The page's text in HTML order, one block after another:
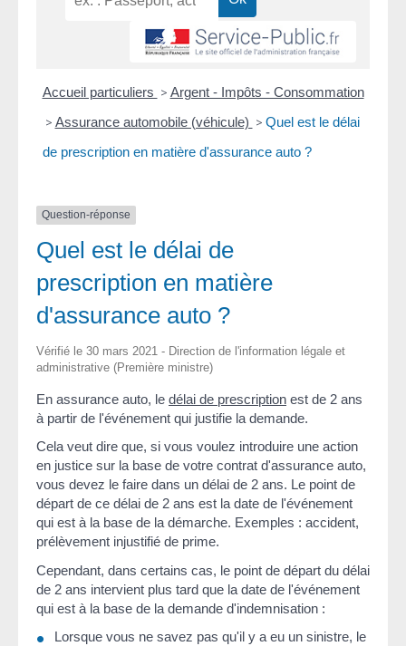
Accueil particuliers > Argent - Impôts - Consommation
> Assurance automobile (véhicule) > Quel est le délai
de prescription en matière d'assurance auto ?
Question-réponse
Quel est le délai de
prescription en matière
d'assurance auto ?
Vérifié le 30 mars 2021 - Direction de l'information légale et
administrative (Première ministre)
En assurance auto, le délai de prescription est de 2 ans
à partir de l'événement qui justifie la demande.
Cela veut dire que, si vous voulez introduire une action
en justice sur la base de votre contrat d'assurance auto,
vous devez le faire dans un délai de 2 ans. Le point de
départ de ce délai de 2 ans est la date de l'événement
qui est à la base de la démarche. Exemples : accident,
prélèvement injustifié de prime.
Cependant, dans certains cas, le point de départ du délai
de 2 ans intervient plus tard que la date de l'événement
qui est à la base de la demande d'indemnisation :
Lorsque vous ne savez pas qu'il y a eu un sinistre, le